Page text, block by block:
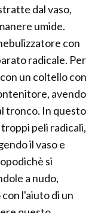
dal vaso,
umide.
con
radicale. Per
un coltello con
avendo
tronco. In questo
peli radicali,
il vaso e
si
a nudo,
l'aiuto di un